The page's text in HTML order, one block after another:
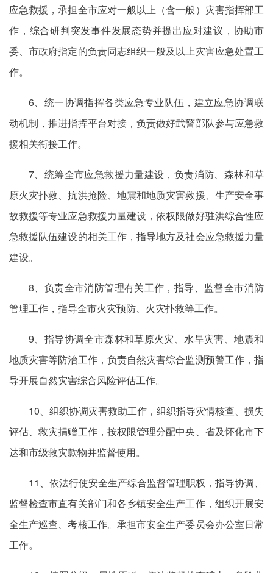
应急救援，承担全市应对一般以上（含一般）灾害指挥部工
作，综合研判突发事件发展态势并提出应对建议，协助市
委、市政府指定的负责同志组织一般及以上灾害应急处置工
作。
6、统一协调指挥各类应急专业队伍，建立应急协调联
动机制，推进指挥平台对接，负责做好武警部队参与应急救
援相关衔接工作。
7、统筹全市应急救援力量建设，负责消防、森林和草
原火灾扑救、抗洪抢险、地震和地质灾害救援、生产安全事
故救援等专业应急救援力量建设，依权限做好驻洪综合性应
急救援队伍建设的相关工作，指导地方及社会应急救援力量
建设。
8、负责全市消防管理有关工作，指导、监督全市消防
管理工作，指导全市火灾预防、火灾扑救等工作。
9、指导协调全市森林和草原火灾、水旱灾害、地震和
地质灾害等防治工作，负责自然灾害综合监测预警工作，指
导开展自然灾害综合风险评估工作。
10、组织协调灾害救助工作，组织指导灾情核查、损失
评估、救灾捐赠工作，按权限管理分配中央、省及怀化市下
达和市级救灾款物并监督使用。
11、依法行使安全生产综合监督管理职权，指导协调、
监督检查市直有关部门和各乡镇安全生产工作，组织开展安
全生产巡查、考核工作。承担市安全生产委员会办公室日常
工作。